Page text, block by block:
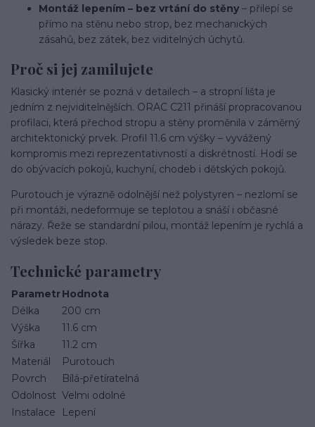
Montáž lepením – bez vrtání do stěny – přilepí se
přímo na stěnu nebo strop, bez mechanických
zásahů, bez zátek, bez viditelných úchytů.
Proč si jej zamilujete
Klasický interiér se pozná v detailech – a stropní lišta je
jedním z nejviditelnějších. ORAC C211 přináší propracovanou
profilaci, která přechod stropu a stěny proměnila v záměrný
architektonický prvek. Profil 11.6 cm výšky – vyvážený
kompromis mezi reprezentativností a diskrétností. Hodí se
do obývacích pokojů, kuchyní, chodeb i dětských pokojů.
Purotouch je výrazně odolnější než polystyren – nezlomí se
při montáži, nedeformuje se teplotou a snáší i občasné
nárazy. Řeže se standardní pilou, montáž lepením je rychlá a
výsledek beze stop.
Technické parametry
ParametrHodnota
Délka
200 cm
Výška
11.6 cm
Šířka
11.2 cm
Materiál
Purotouch
Povrch
Bílá-přetíratelná
Odolnost Velmi odolné
Instalace
Lepení